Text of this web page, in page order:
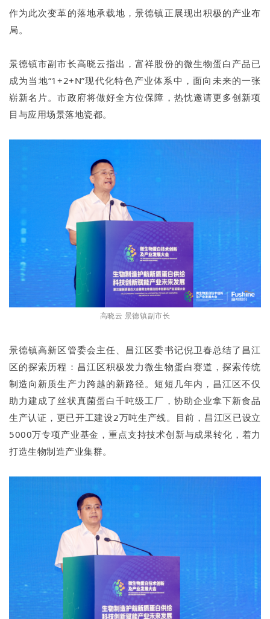
作为此次变革的落地承载地，景德镇正展现出积极的产业布
局。
景德镇市副市长高晓云指出，富祥股份的微生物蛋白产品已
成为当地“1+2+N”现代化特色产业体系中，面向未来的一张
崭新名片。市政府将做好全方位保障，热忱邀请更多创新项
目与应用场景落地瓷都。
高晓云 景德镇副市长
景德镇高新区管委会主任、昌江区委书记倪卫春总结了昌江
区的探索历程：昌江区积极发力微生物蛋白赛道，探索传统
制造向新质生产力跨越的新路径。短短几年内，昌江区不仅
助力建成了丝状真菌蛋白千吨级工厂，协助企业拿下新食品
生产认证，更已开工建设2万吨生产线。目前，昌江区已设立
5000万专项产业基金，重点支持技术创新与成果转化，着力
打造生物制造产业集群。